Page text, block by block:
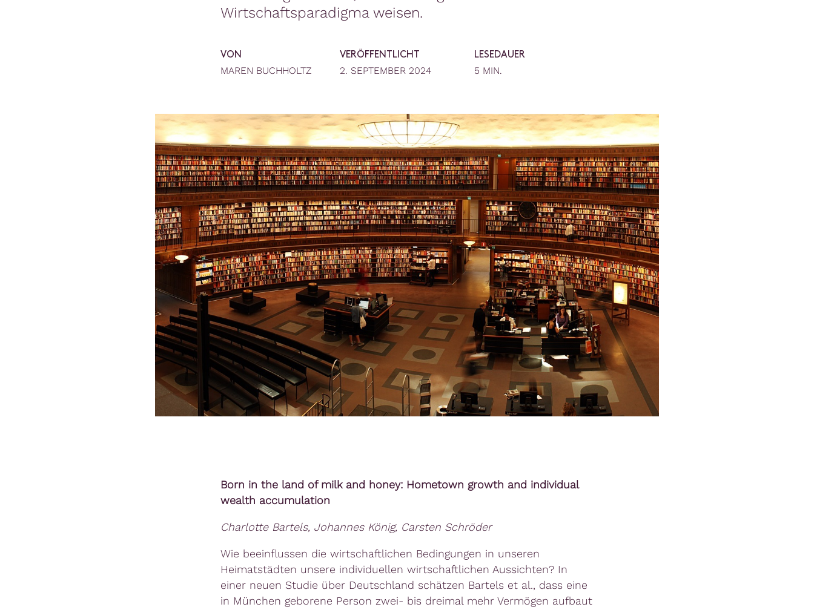
Wirtschaftsparadigma weisen.
VON
MAREN BUCHHOLTZ
VERÖFFENTLICHT
2. SEPTEMBER 2024
LESEDAUER
5 MIN.
Born in the land of milk and honey: Hometown growth and individual
wealth accumulation
Charlotte Bartels, Johannes König, Carsten Schröder
Wie beeinflussen die wirtschaftlichen Bedingungen in unseren
Heimatstädten unsere individuellen wirtschaftlichen Aussichten? In
einer neuen Studie über Deutschland schätzen Bartels et al., dass eine
in München geborene Person zwei- bis dreimal mehr Vermögen aufbaut